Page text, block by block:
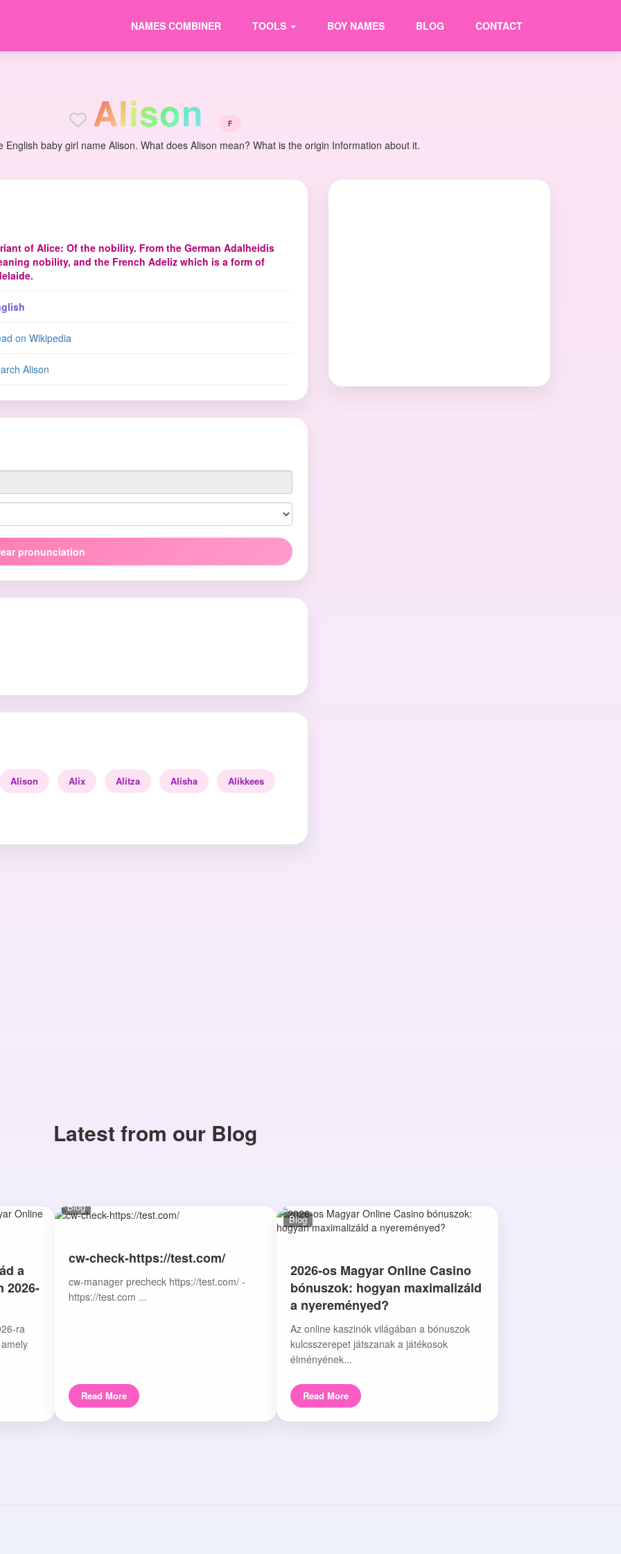
NAMES COMBINER TOOLS BOY NAMES BLOG CONTACT
Alison F
English baby girl name Alison. What does Alison mean? What is the origin Information about it.
of Alice: Of the nobility. From the German Adalheidis
nobility, and the French Adeliz which is a form of
on Wikipedia
Alison
pronunciation
Alison Alix Alitza Alisha Alikkees
Latest from our Blog
a
2026-
ra
Blog
cw-check-https://test.com/
cw-manager precheck https://test.com/ -
https://test.com ...
Read More
Blog
2026-os Magyar Online Casino
bónuszok: hogyan maximalizáld
a nyereményed?
Az online kaszinók világában a bónuszok
kulcsszerepet játszanak a játékosok
élményének...
Read More